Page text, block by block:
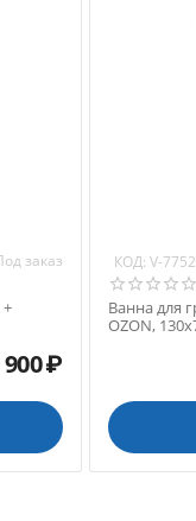
заказ
₽
КОД: V-7752
Ванна для
OZON,